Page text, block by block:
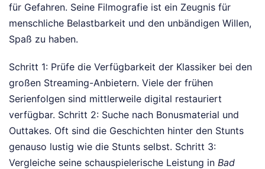
für Gefahren. Seine Filmografie ist ein Zeugnis für
menschliche Belastbarkeit und den unbändigen Willen,
Spaß zu haben.
Schritt 1: Prüfe die Verfügbarkeit der Klassiker bei den
großen Streaming-Anbietern. Viele der frühen
Serienfolgen sind mittlerweile digital restauriert
verfügbar. Schritt 2: Suche nach Bonusmaterial und
Outtakes. Oft sind die Geschichten hinter den Stunts
genauso lustig wie die Stunts selbst. Schritt 3:
Vergleiche seine schauspielerische Leistung in Bad